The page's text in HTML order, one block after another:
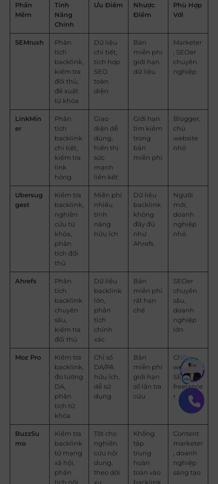
Phần
Mềm
Tính
Năng
Chính
Ưu Điểm
Nhược
Điểm
Phù Hợp
Với
SEMrush
Phân
tích
backlink,
kiểm tra
đối thủ,
đề xuất
từ khóa
Dữ liệu
chi tiết,
tích hợp
SEO
toàn
diện
Bản
miễn phí
giới hạn
dữ liệu
Marketer
, SEOer
chuyên
nghiệp
LinkMin
er
Phân
tích
backlink
chi tiết,
kiểm tra
link
hỏng
Giao
diện dễ
dùng,
hiển thị
sức
mạnh
liên kết
Giới hạn
tìm kiếm
trong
bản
miễn phí
Blogger,
chủ
website
nhỏ
Ubersug
gest
Kiểm tra
backlink,
nghiên
cứu từ
khóa,
phân
tích đối
thủ
Miễn phí
nhiều
tính
năng
hữu ích
Dữ liệu
backlink
không
đầy đủ
như
Ahrefs
Người
mới,
doanh
nghiệp
nhỏ
Ahrefs
Phân
tích
backlink
chuyên
sâu,
kiểm tra
đối thủ
Dữ liệu
backlink
lớn,
phân
tích
chính
xác
Bản
miễn phí
rất hạn
chế
SEOer
chuyên
sâu,
doanh
nghiệp
lớn
Moz Pro
Kiểm tra
backlink,
đo lường
DA,
phân
tích từ
khóa
Chỉ số
DA/PA
hữu ích,
dễ sử
dụng
Bản
miễn phí
giới hạn
số lần tra
cứu
Chủ
website,
SEO
freelance
r
BuzzSu
mo
Kiểm tra
backlink
từ mạng
xã hội,
phân
tích nội
Tốt cho
nghiên
cứu nội
dung,
theo dõi
xu
Không
tập
trung
hoàn
toàn vào
backlink
Content
marketer
, doanh
nghiệp
sáng tạo
Bạn muốn hiểu thêm?Xem chi tiết